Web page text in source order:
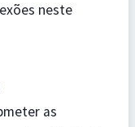
neste
as